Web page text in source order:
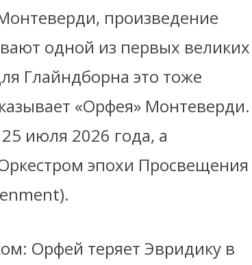
произведение
одной из первых великих
Глайндборна это тоже
«Орфея» Монтеверди.
июля 2026 года, а
эпохи Просвещения
Орфей теряет Эвридику в